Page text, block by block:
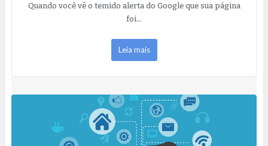
Quando você vê o temido alerta do Google que sua página
foi…
Leia mais